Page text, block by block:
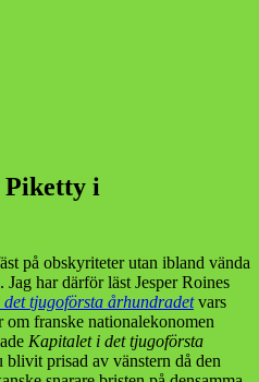
Piketty i
på obskyriteter utan ibland vända
har därför läst Jesper Roines
tjugoförsta århundradetvars
om franske nationalekonomen
Kapitalet i det tjugoförsta
prisad av vänstern då den